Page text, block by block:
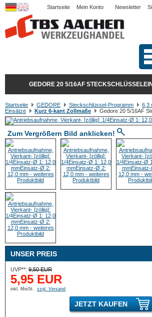
Startseite Mein Konto Newsletter
GEDORE 20 5/16AF
Startseite GEDORE Steckschlüssel-Programm
6,3
Einsätze
Kurz 6-kant Zollmaße Gedore 20 5/16AF
Zum Vergrößern Bild anklicken!
UNSER PREIS
UVP**: 9,50 EUR
5,95 EUR
inkl. MwSt. zzgl. Versand
JETZT KAUFEN